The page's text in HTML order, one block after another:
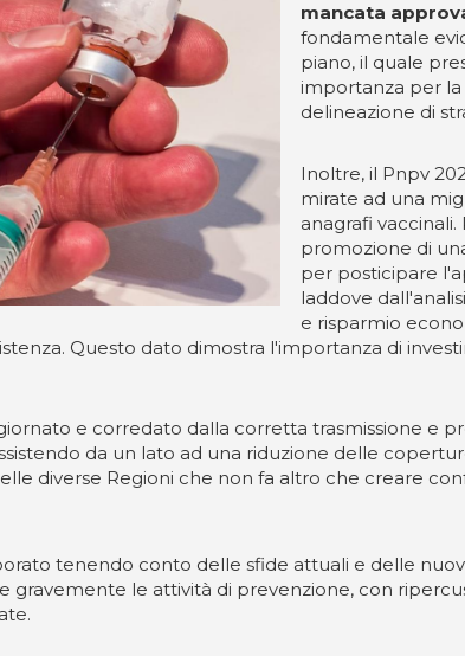
mancata
fondamentale
piano, il quale
importanza per
delineazione di
Inoltre, il Pnpv
mirate ad una
anagrafi
promozione di
per posticipare
laddove
e risparmio
Questo dato dimostra l'importanza di
e corredato dalla corretta trasmissione e
da un lato ad una riduzione delle
diverse Regioni che non fa altro che creare
tenendo conto delle sfide attuali e delle
le attività di prevenzione, con